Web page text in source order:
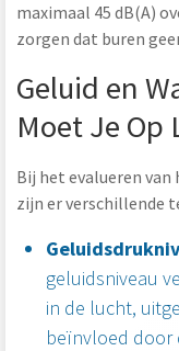
maximaal 45 dB(A)
zorgen dat buren
Geluid en
Moet Je Op
Bij het evalueren
zijn er verschillende
geluidsniveau
in de lucht,
beïnvloed door